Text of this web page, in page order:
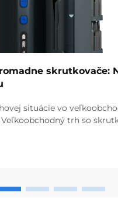
skrutkovače:
situácie vo
trh so
obsluhuje podniky od
po stavebné spoločnosti. S